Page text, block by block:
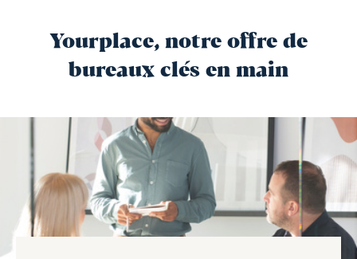
Yourplace, notre offre de
bureaux clés en main